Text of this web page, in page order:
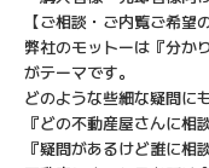
【ご相談・ご内覧ご希望
弊社のモットーは『分か
がテーマです。
どのような些細な疑問に
『どの不動産屋さんに相
『疑問があるけど誰に相